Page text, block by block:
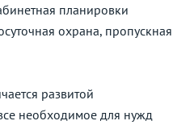
планировки
охрана, пропускная
развитой
необходимое для нужд